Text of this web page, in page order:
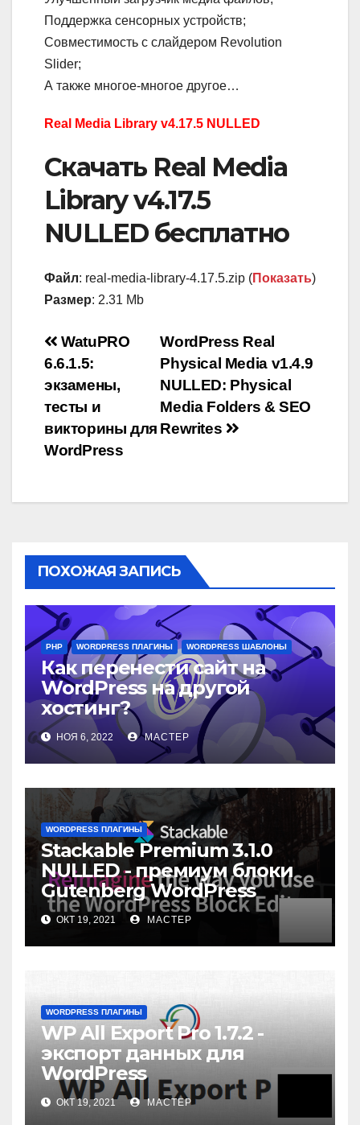
Поддержка сенсорных устройств;
Совместимость с слайдером Revolution
Slider;
А также многое-многое другое…
Real Media Library v4.17.5 NULLED
Скачать Real Media
Library v4.17.5
NULLED бесплатно
Файл: real-media-library-4.17.5.zip (Показать)
Размер: 2.31 Mb
Навигация
по
записям
WordPress Real
Physical Media v1.4.9
NULLED: Physical
Media Folders & SEO
Rewrites
WatuPRO
6.6.1.5:
экзамены,
тесты и
викторины для
WordPress
ПОХОЖАЯ ЗАПИСЬ
PHP WORDPRESS ПЛАГИНЫ WORDPRESS ШАБЛОНЫ
Как перенести сайт на
WordPress на другой
хостинг?
НОЯ 6, 2022 МАСТЕР
WORDPRESS ПЛАГИНЫ
Stackable Premium 3.1.0
NULLED - премиум блоки
Gutenberg WordPress
ОКТ 19, 2021 МАСТЕР
WORDPRESS ПЛАГИНЫ
WP All Export Pro 1.7.2 -
экспорт данных для
WordPress
ОКТ 19, 2021 МАСТЕР